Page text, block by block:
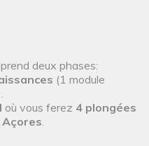
deux phases:
(1 module
où vous ferez 4 plongées
Açores.